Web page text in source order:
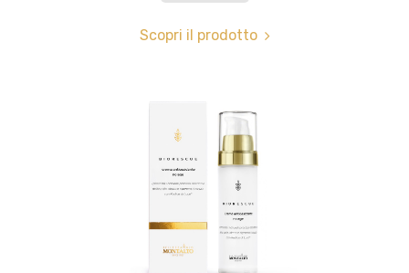
Scopri il prodotto